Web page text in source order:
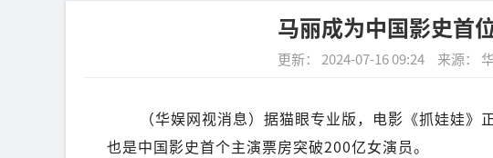
马丽成为中国影史首
更新： 2024-07-16 09:24 来源：
（华娱网视消息）据猫眼专业版，电影《抓娃娃
也是中国影史首个主演票房突破200亿女演员。